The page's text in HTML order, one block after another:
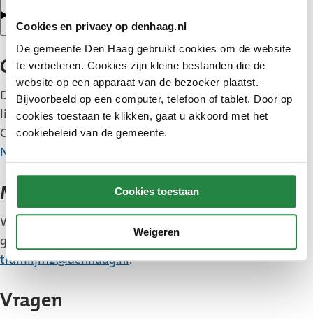
Cookies en privacy op denhaag.nl
De gemeente Den Haag gebruikt cookies om de website
te verbeteren. Cookies zijn kleine bestanden die de
website op een apparaat van de bezoeker plaatst.
Bijvoorbeeld op een computer, telefoon of tablet. Door op
cookies toestaan te klikken, gaat u akkoord met het
cookiebeleid van de gemeente.
Cookies toestaan
Weigeren
OV NEXT
De uitbreiding van het aantal lagevloertrams op
lijn 1, 6, 12 en 16 is onderdeel van het programma
OV NEXT. Lees meer informatie op de pagina
NEXT: openbaar vervoer van de toekomst
Meedenken
Wilt u meedenken over de ontwerpen die de
gemeente maakt? Stuur dan een bericht naar
tramlijn12@denhaag.nl.
Vragen